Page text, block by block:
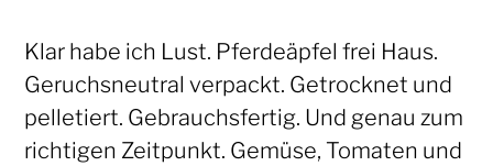
Klar habe ich Lust. Pferdeäpfel frei Haus.
Geruchsneutral verpackt. Getrocknet und
pelletiert. Gebrauchsfertig. Und genau zum
richtigen Zeitpunkt. Gemüse, Tomaten und